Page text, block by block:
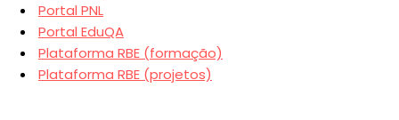
Portal PNL
Portal EduQA
Plataforma RBE (formação)
Plataforma RBE (projetos)